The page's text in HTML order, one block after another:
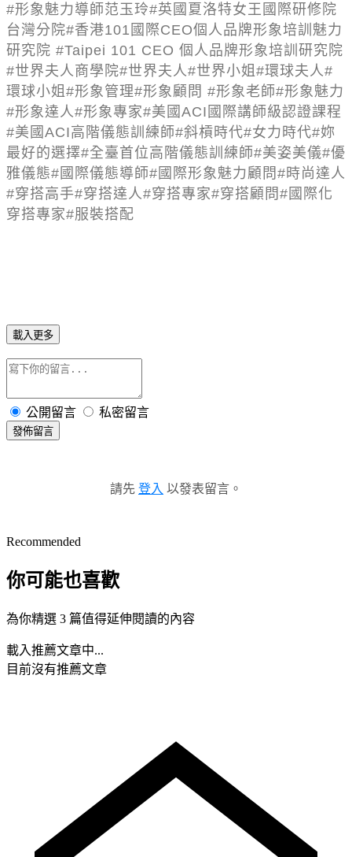
#形象魅力導師范玉玲#英國夏洛特女王國際研修院
台灣分院#香港101 國際CEO個人品牌形象培訓魅力
研究院 #Taipei 101 CEO 個人品牌形象培訓研究院
#世界夫人商學院#世界夫人#世界小姐 #環球夫人#
環球小姐 #形象管理#形象顧問 #形象老師#形象魅力
#形象達人#形象專家#美國 ACI 國際講師級認證課程
#美國 ACI高階儀態訓練師#斜槓時代#女力時代#妳
最好的選擇#全臺首位高階儀態訓練師#美姿美儀#優
雅儀態# 國際儀態導師# 國際形象魅力顧問 #時尚達人
#穿搭高手#穿搭達人#穿搭專家#穿搭顧問 # 國際化
穿搭專家#服裝搭配
載入更多
公開留言 私密留言
發佈留言
請先 登入 以發表留言。
Recommended
你可能也喜歡
為你精選 3 篇值得延伸閱讀的內容
載入推薦文章中...
目前沒有推薦文章